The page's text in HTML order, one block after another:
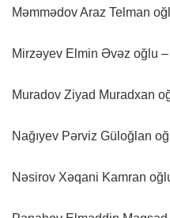
Məmmədov Araz Telman
Mirzəyev Elmin Əvəz oğlu
Muradov Ziyad Muradxan
Nağıyev Pərviz Güloğlan
Nəsirov Xəqani Kamran